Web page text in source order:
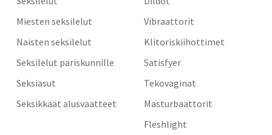
Miesten seksilelut
Naisten seksilelut
Seksilelut pariskunnille
Seksiasut
Seksikkäät alusvaatteet
Vibraattorit
Klitoriskiihottimet
Satisfyer
Tekovaginat
Masturbaattorit
Fleshlight